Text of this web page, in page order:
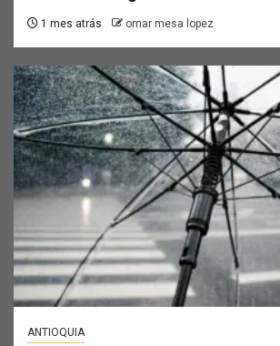
1 mes atrás omar mesa lopez
ANTIOQUIA